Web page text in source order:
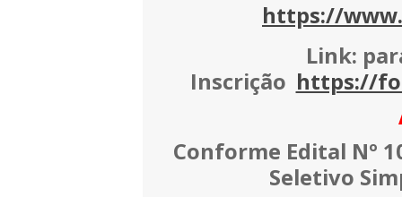
https://
Link:
Inscrição https://
Conforme Edital Nº
Seletivo